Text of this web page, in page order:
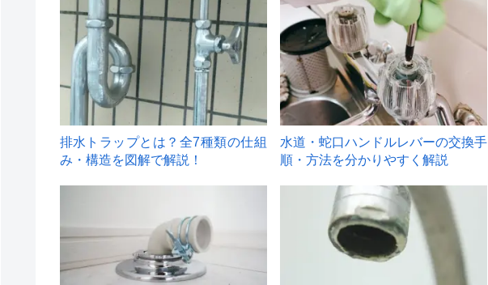
1
排水トラップとは？全7種類の仕組
み・構造を図解で解説！
2
水道・蛇口ハンドルレバーの交換手
順・方法を分かりやすく解説